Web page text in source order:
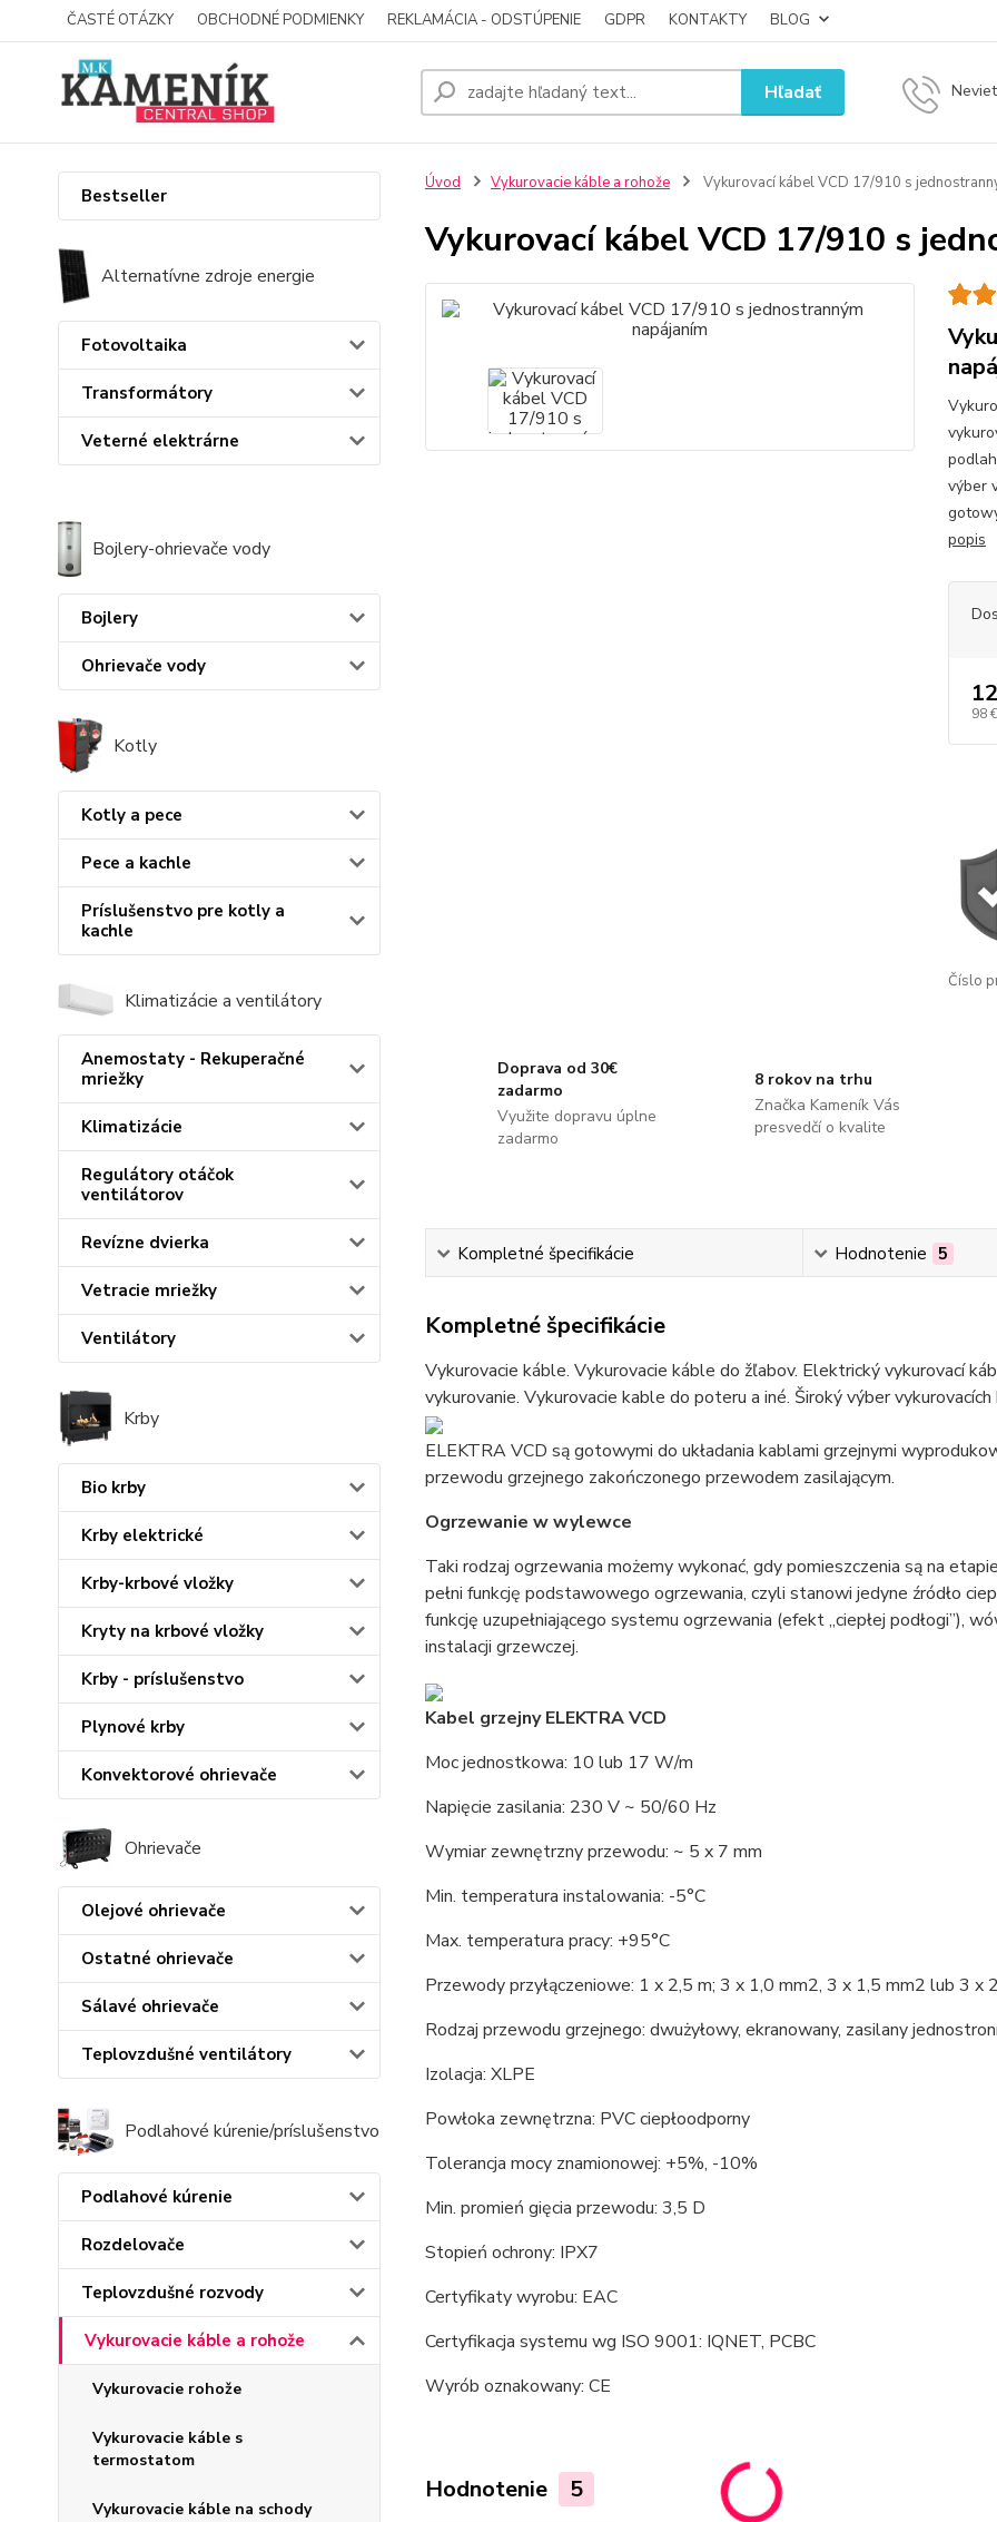
ČASTÉ OTÁZKY OBCHODNÉ PODMIENKY REKLAMÁCIA - ODSTÚPENIE GDPR KONTAKTY BLOG
Hľadať
Bestseller
Alternatívne zdroje energie
Fotovoltaika
Transformátory
Veterné elektrárne
Bojlery-ohrievače vody
Bojlery
Ohrievače vody
Kotly
Kotly a pece
Pece a kachle
Príslušenstvo pre kotly a
kachle
Klimatizácie a ventilátory
Anemostaty - Rekuperačné
mriežky
Klimatizácie
Regulátory otáčok
ventilátorov
Revízne dvierka
Vetracie mriežky
Ventilátory
Krby
Bio krby
Krby elektrické
Krby-krbové vložky
Kryty na krbové vložky
Krby - príslušenstvo
Plynové krby
Konvektorové ohrievače
Ohrievače
Olejové ohrievače
Ostatné ohrievače
Sálavé ohrievače
Teplovzdušné ventilátory
Podlahové kúrenie/príslušenstvo
Podlahové kúrenie
Rozdelovače
Teplovzdušné rozvody
Vykurovacie káble a rohože
Vykurovacie rohože
Vykurovacie káble s
termostatom
Vykurovacie káble na schody
Úvod Vykurovacie káble a rohože Vykurovací kábel VCD 17/910 s
Vykurovací kábel VCD 17/910 s
výber
popis
98 €
Číslo
Doprava od 30€
zadarmo
Využite dopravu úplne
zadarmo
8 rokov na trhu
Značka Kameník Vás
presvedčí o kvalite
Kompletné špecifikácie Hodnotenie 5
Kompletné špecifikácie
Vykurovacie káble. Vykurovacie káble do žľabov. Elektrický vykurovací
vykurovanie. Vykurovacie kable do poteru a iné. Široký výber
ELEKTRA VCD są gotowymi do układania kablami grzejnymi
przewodu grzejnego zakończonego przewodem zasilającym.
Ogrzewanie w wylewce
Taki rodzaj ogrzewania możemy wykonać, gdy pomieszczenia są na
pełni funkcję podstawowego ogrzewania, czyli stanowi jedyne źródło
funkcję uzupełniającego systemu ogrzewania (efekt „ciepłej podłogi”),
instalacji grzewczej.
Kabel grzejny ELEKTRA VCD
Moc jednostkowa: 10 lub 17 W/m
Napięcie zasilania: 230 V ~ 50/60 Hz
Wymiar zewnętrzny przewodu: ~ 5 x 7 mm
Min. temperatura instalowania: -5°C
Max. temperatura pracy: +95°C
Przewody przyłączeniowe: 1 x 2,5 m; 3 x 1,0 mm2, 3 x 1,5 mm2 lub 3 x
Rodzaj przewodu grzejnego: dwużyłowy, ekranowany, zasilany
Izolacja: XLPE
Powłoka zewnętrzna: PVC ciepłoodporny
Tolerancja mocy znamionowej: +5%, -10%
Min. promień gięcia przewodu: 3,5 D
Stopień ochrony: IPX7
Certyfikaty wyrobu: EAC
Certyfikacja systemu wg ISO 9001: IQNET, PCBC
Wyrób oznakowany: CE
Hodnotenie 5